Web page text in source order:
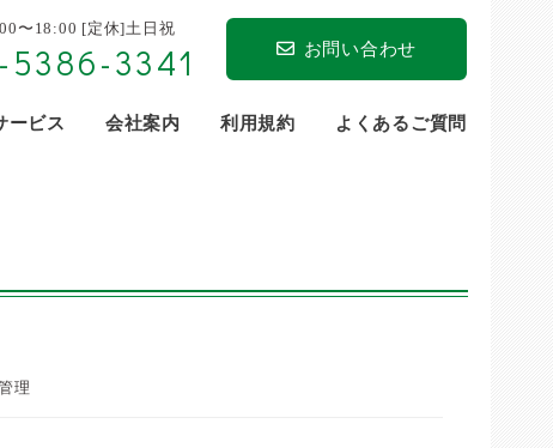
〜18:00 [定休]土日祝
5386-3341 お問い合わせ
ービス 会社案内 利用規約 よくあるご質問
理